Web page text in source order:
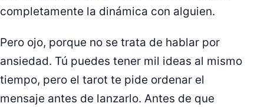
completamente la dinámica con alguien.
Pero ojo, porque no se trata de hablar por
ansiedad. Tú puedes tener mil ideas al mismo
tiempo, pero el tarot te pide ordenar el
mensaje antes de lanzarlo. Antes de que